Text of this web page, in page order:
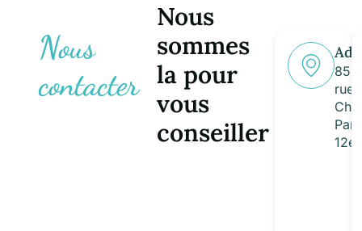
Nous
contacter
Nous
sommes
la pour
vous
conseiller
85
rue
Paris
12e